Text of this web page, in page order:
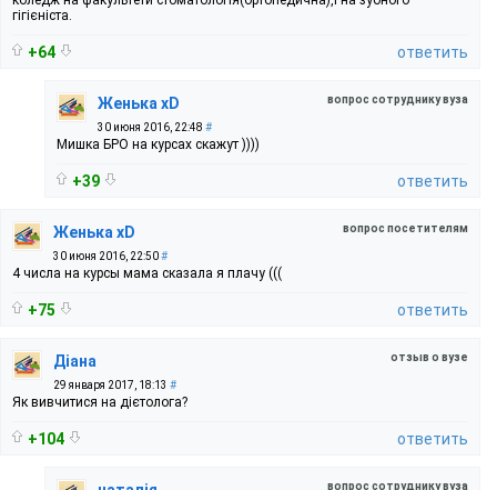
гігієніста.
+64 ответить
вопрос сотруднику вуза
Женька хD
30 июня 2016, 22:48 #
Мишка БРО на курсах скажут ))))
+39 ответить
вопрос посетителям
Женька хD
30 июня 2016, 22:50#
4 числа на курсы мама сказала я плачу (((
+75 ответить
отзыв о вузе
Діана
29 января 2017, 18:13 #
Як вивчитися на дієтолога?
+104 ответить
вопрос сотруднику вуза